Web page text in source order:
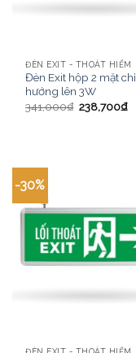
ĐÈN EXIT - THOÁT HIỂM
Đèn Exit hộp 2 mặt chỉ
hướng lên 3W
341,000₫ 238,700₫
-30%